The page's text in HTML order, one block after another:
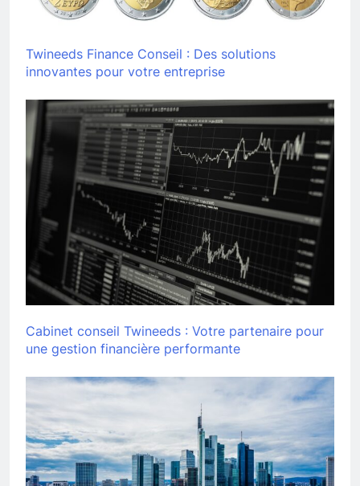
Twineeds Finance Conseil : Des solutions
innovantes pour votre entreprise
Cabinet conseil Twineeds : Votre partenaire pour
une gestion financière performante